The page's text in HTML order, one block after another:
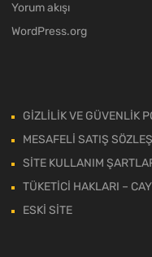
Yorum akışı
WordPress.org
GİZLİLİK VE GÜVENLİK
MESAFELİ SATIŞ
SİTE KULLANIM
TÜKETİCİ HAKLARI –
ESKİ SİTE